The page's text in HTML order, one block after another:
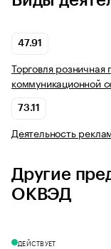
47.91
Торговля
коммуникационной
73.11
Деятельность
Другие
ОКВЭД
ДЕЙСТВУЕТ